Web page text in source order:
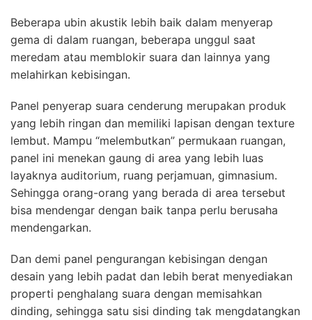
Beberapa ubin akustik lebih baik dalam menyerap
gema di dalam ruangan, beberapa unggul saat
meredam atau memblokir suara dan lainnya yang
melahirkan kebisingan.
Panel penyerap suara cenderung merupakan produk
yang lebih ringan dan memiliki lapisan dengan texture
lembut. Mampu “melembutkan” permukaan ruangan,
panel ini menekan gaung di area yang lebih luas
layaknya auditorium, ruang perjamuan, gimnasium.
Sehingga orang-orang yang berada di area tersebut
bisa mendengar dengan baik tanpa perlu berusaha
mendengarkan.
Dan demi panel pengurangan kebisingan dengan
desain yang lebih padat dan lebih berat menyediakan
properti penghalang suara dengan memisahkan
dinding, sehingga satu sisi dinding tak mengdatangkan